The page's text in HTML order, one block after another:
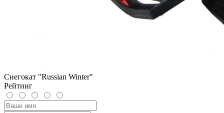
Снегокат "Russian Winter"
Рейтинг